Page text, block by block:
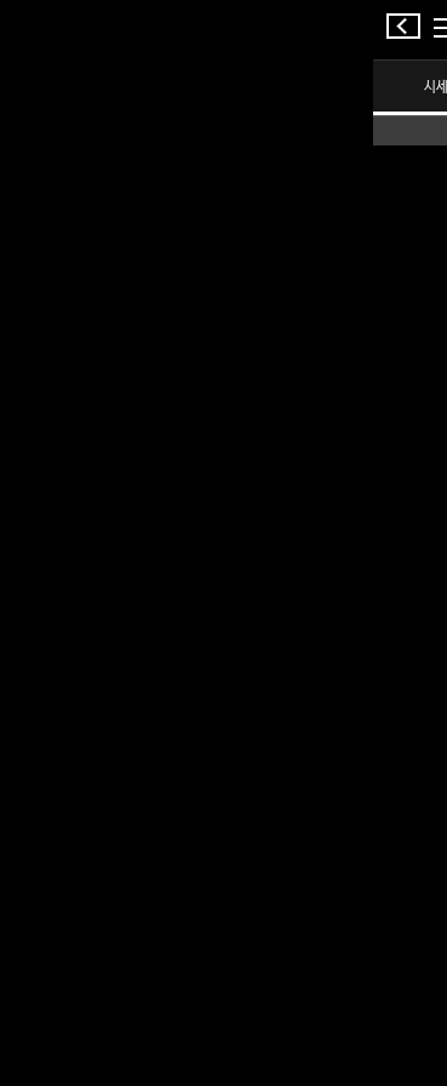
시세